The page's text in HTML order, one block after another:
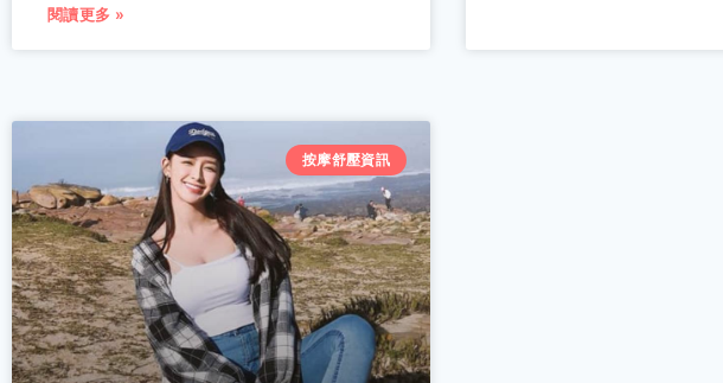
閱讀更多 »
按摩舒壓資訊